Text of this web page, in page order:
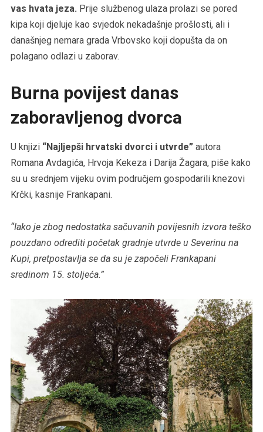
vas hvata jeza. Prije službenog ulaza prolazi se pored
kipa koji djeluje kao svjedok nekadašnje prošlosti, ali i
današnjeg nemara grada Vrbovsko koji dopušta da on
polagano odlazi u zaborav.
Burna povijest danas
zaboravljenog dvorca
U knjizi “Najljepši hrvatski dvorci i utvrde”autora
Romana Avdagića, Hrvoja Kekeza i Darija Žagara, piše kako
su u srednjem vijeku ovim područjem gospodarili knezovi
Krčki, kasnije Frankapani.
“Iako je zbog nedostatka sačuvanih povijesnih izvora teško
pouzdano odrediti početak gradnje utvrde u Severinu na
Kupi, pretpostavlja se da su je započeli Frankapani
sredinom 15. stoljeća.”